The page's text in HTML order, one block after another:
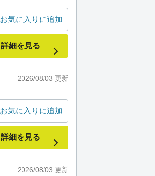
2026/08/03 更新
お気に入りに追加
詳細を見る
2026/08/03 更新
お気に入りに追加
詳細を見る